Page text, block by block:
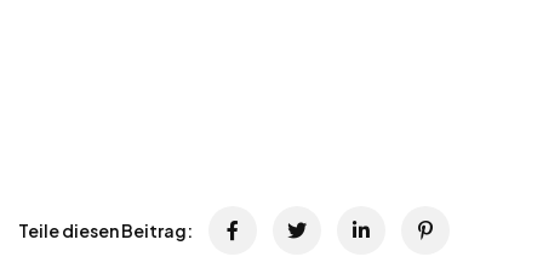
Teile diesen Beitrag: